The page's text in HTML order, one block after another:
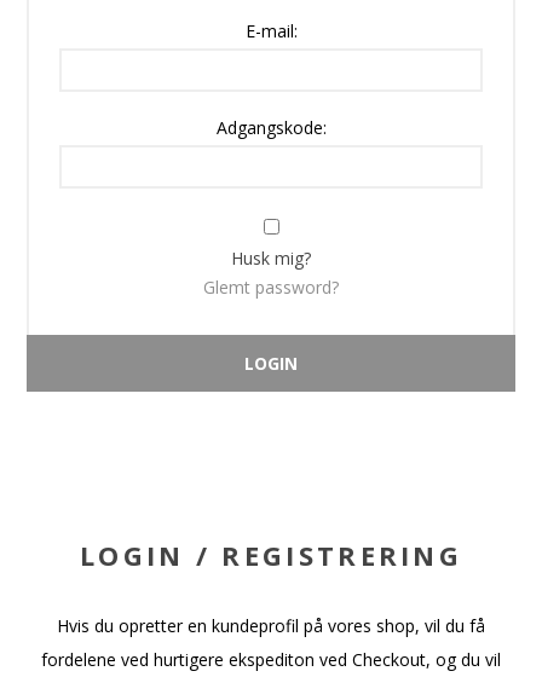
E-mail:
Adgangskode:
Husk mig?
Glemt password?
LOGIN / REGISTRERING
Hvis du opretter en kundeprofil på vores shop, vil du få
fordelene ved hurtigere ekspediton ved Checkout, og du vil